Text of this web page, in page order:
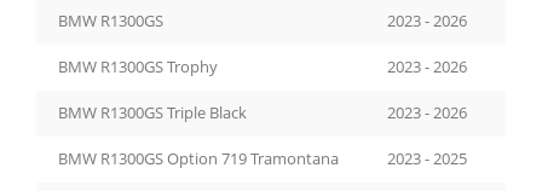
BMW R1300GS 2023 - 2026
BMW R1300GS Trophy 2023 - 2026
BMW R1300GS Triple Black 2023 - 2026
BMW R1300GS Option 719 Tramontana 2023 - 2025